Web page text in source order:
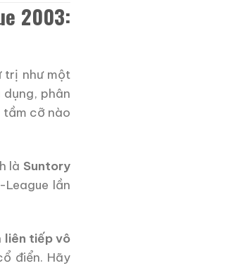
2003:
trị như một
phân
tầm cỡ nào
là Suntory
lần
liên tiếp vô
điển. Hãy